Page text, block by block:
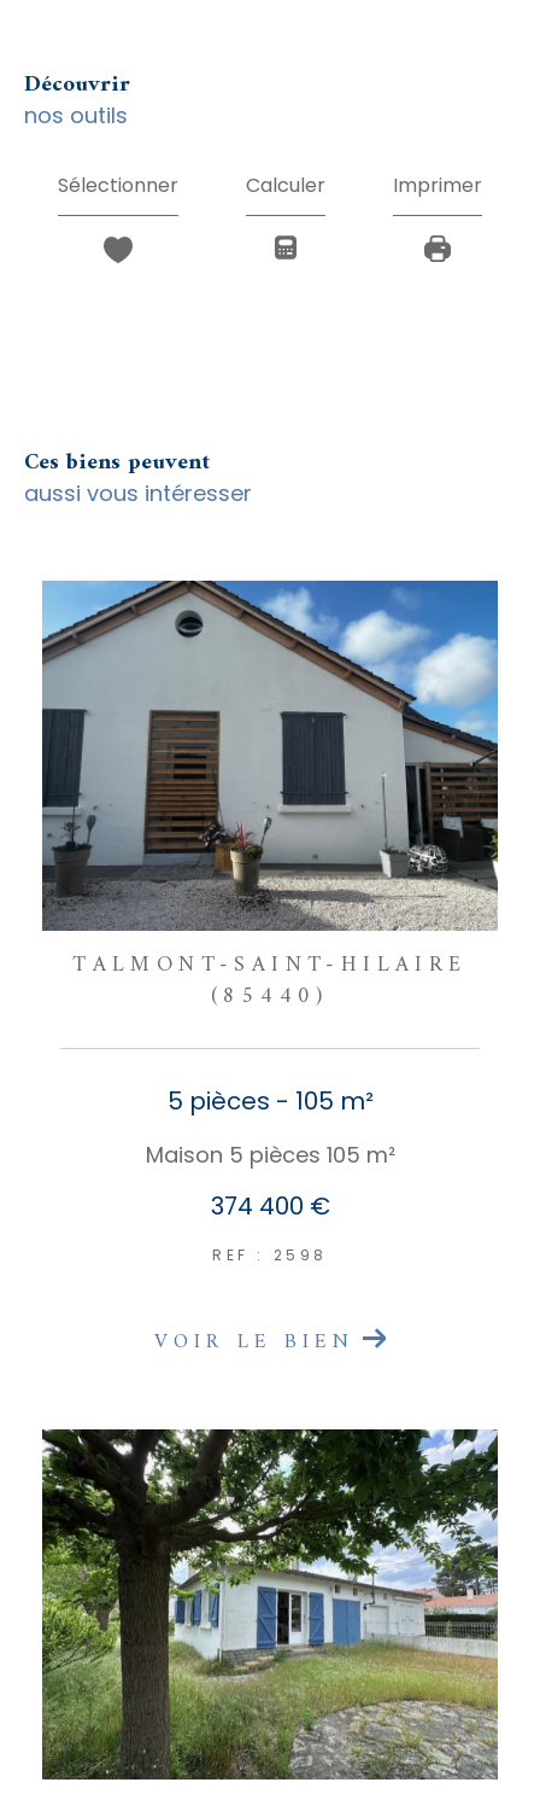
découvrir
nos outils
Sélectionner Calculer Imprimer
Ces biens peuvent
aussi vous intéresser
TALMONT-SAINT-HILAIRE
(85440)
5 pièces - 105 m²
Maison 5 pièces 105 m²
374 400 €
REF : 2598
VOIR LE BIEN